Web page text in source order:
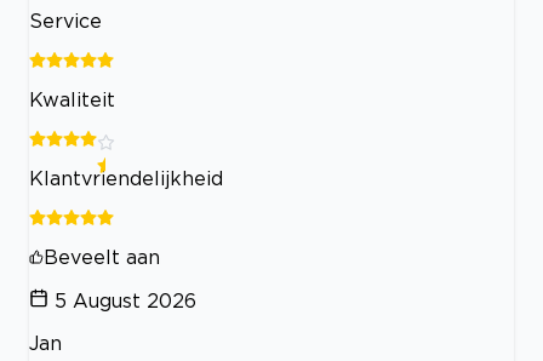
Service
Kwaliteit
Klantvriendelijkheid
Beveelt aan
5 August 2026
Jan